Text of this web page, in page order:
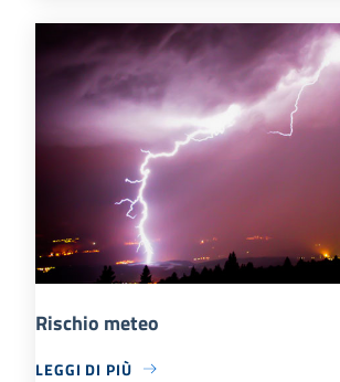
Rischio meteo
LEGGI DI PIÙ